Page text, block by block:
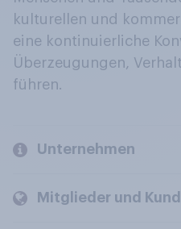
kulturellen und
eine kontinuierliche
Überzeugungen,
führen.
Unternehmen
Mitglieder und